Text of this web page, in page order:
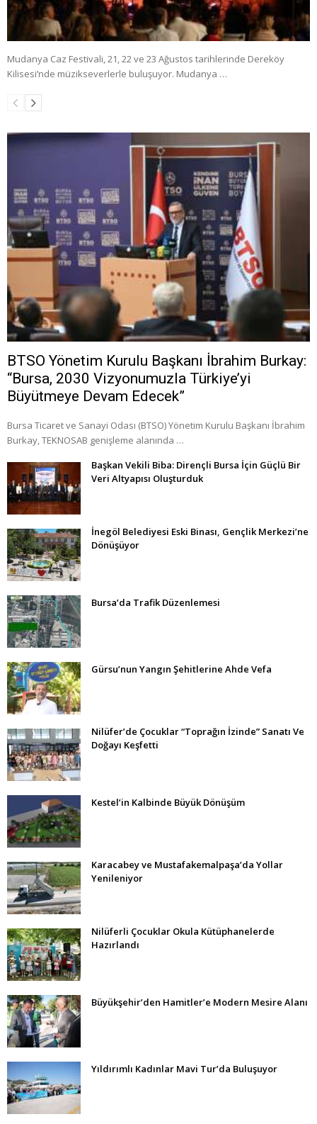
Mudanya Caz Festivali, 21, 22 ve 23 Ağustos tarihlerinde Dereköy
Kilisesi’nde müzikseverlerle buluşuyor. Mudanya …
BTSO Yönetim Kurulu Başkanı İbrahim Burkay:
“Bursa, 2030 Vizyonumuzla Türkiye’yi
Büyütmeye Devam Edecek”
Bursa Ticaret ve Sanayi Odası (BTSO) Yönetim Kurulu Başkanı İbrahim
Burkay, TEKNOSAB genişleme alanında …
Başkan Vekili Biba: Dirençli Bursa İçin Güçlü Bir
Veri Altyapısı Oluşturduk
İnegöl Belediyesi Eski Binası, Gençlik Merkezi’ne
Dönüşüyor
Bursa’da Trafik Düzenlemesi
Gürsu’nun Yangın Şehitlerine Ahde Vefa
Nilüfer’de Çocuklar “Toprağın İzinde” Sanatı Ve
Doğayı Keşfetti
Kestel’in Kalbinde Büyük Dönüşüm
Karacabey ve Mustafakemalpaşa’da Yollar
Yenileniyor
Nilüferli Çocuklar Okula Kütüphanelerde
Hazırlandı
Büyükşehir’den Hamitler’e Modern Mesire Alanı
Yıldırımlı Kadınlar Mavi Tur’da Buluşuyor